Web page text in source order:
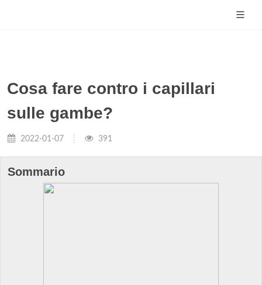
Cosa fare contro i capillari
sulle gambe?
2022-01-07 391
Sommario